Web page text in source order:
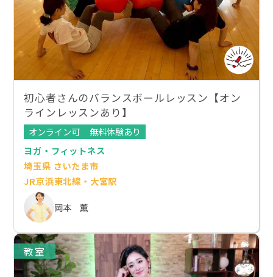
初心者さんのバランスボールレッスン【オン
ラインレッスンあり】
オンライン可
無料体験あり
ヨガ・フィットネス
埼玉県 さいたま市
JR京浜東北線・大宮駅
岡本 薫
教室